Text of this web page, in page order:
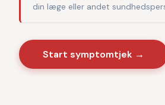
din læge eller andet
Start symptomtjek →